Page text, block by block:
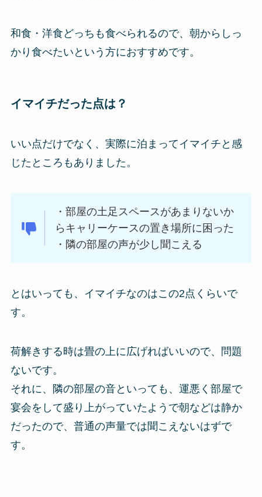
和食・洋食どっちも食べられるので、朝からしっ
かり食べたいという方におすすめです。
イマイチだった点は？
いい点だけでなく、実際に泊まってイマイチと感
じたところもありました。
・部屋の土足スペースがあまりないか
らキャリーケースの置き場所に困った
・隣の部屋の声が少し聞こえる
とはいっても、イマイチなのはこの2点くらいで
す。
荷解きする時は畳の上に広げればいいので、問題
ないです。
それに、隣の部屋の音といっても、運悪く部屋で
宴会をして盛り上がっていたようで朝などは静か
だったので、普通の声量では聞こえないはずで
す。